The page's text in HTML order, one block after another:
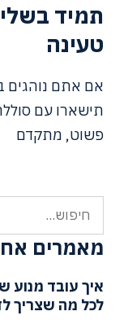
תמיד
טעינה
אם אתם נוהגים
תישארו עם
פשוט, מתקדם
חיפוש
מאמרים
איך עובד מנוע
לכל מה שצריך